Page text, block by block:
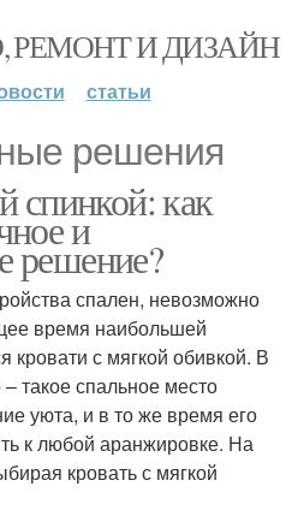
РЕМОНТ И ДИЗАЙН
статьи
решения
спинкой: как
и
решение?
спален, невозможно
время наибольшей
кровати с мягкой обивкой. В
такое спальное место
уюта, и в то же время его
к любой аранжировке. На
кровать с мягкой